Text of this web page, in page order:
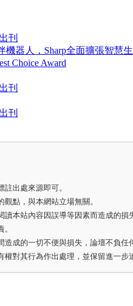
刊
機器人，Sharp全面擴張智慧
Choice Award
刊
刊
出處來源即可。
點，與本網站立場無關。
本站內容因誤導等因素而造成的損
成的一切不便與損失，論壇不負任
對其行為作出處理，並保留進一步